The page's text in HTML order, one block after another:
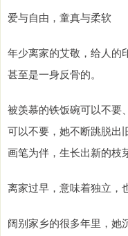
爱与自由，童真与柔软
年少离家的艾敬，给人的
甚至是一身反骨的。
被羡慕的铁饭碗可以不要
可以不要，她不断跳脱出
画笔为伴，生长出新的枝
离家过早，意味着独立，
阔别家乡的很多年里，她